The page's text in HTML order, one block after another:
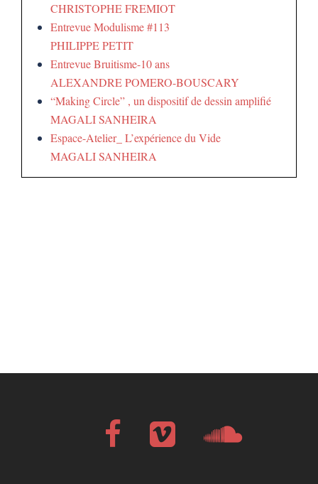
CHRISTOPHE FREMIOT
Entrevue Modulisme #113
PHILIPPE PETIT
Entrevue Bruitisme-10 ans
ALEXANDRE POMERO-BOUSCARY
“Making Circle” , un dispositif de dessin amplifié
MAGALI SANHEIRA
Espace-Atelier_ L’expérience du Vide
MAGALI SANHEIRA
Bandcamp
Facebook Vimeo